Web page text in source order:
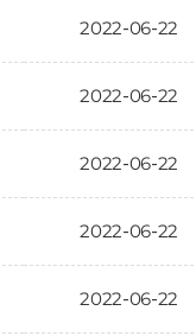
2022-06-22
2022-06-22
2022-06-22
2022-06-22
2022-06-22